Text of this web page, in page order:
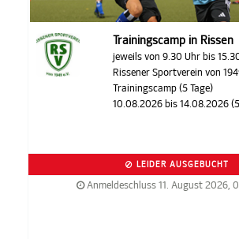
Trainingscamp in Rissen
jeweils von 9.30 Uhr bis
Rissener Sportverein von
Trainingscamp (5 Tage)
10.08.2026 bis 14.08.2026
LEIDER AUSGEBUCHT
Anmeldeschluss 11. August 2026,